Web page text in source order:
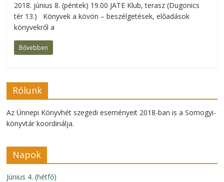
2018. június 8. (péntek) 19.00 JATE Klub, terasz (Dugonics
tér 13.) Könyvek a kövön – beszélgetések, előadások
könyvekről a
Bővebben
Rólunk
Az Ünnepi Könyvhét szegedi eseményeit 2018-ban is a Somogyi-
könyvtár koordinálja.
Napok
Június 4. (hétfő)